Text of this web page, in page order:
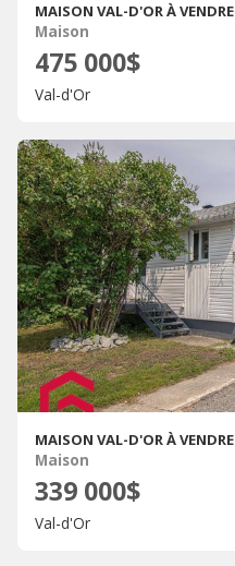
MAISON VAL-D'OR À VENDRE
Maison
475 000$
Val-d'Or
MAISON VAL-D'OR À VENDRE
Maison
339 000$
Val-d'Or